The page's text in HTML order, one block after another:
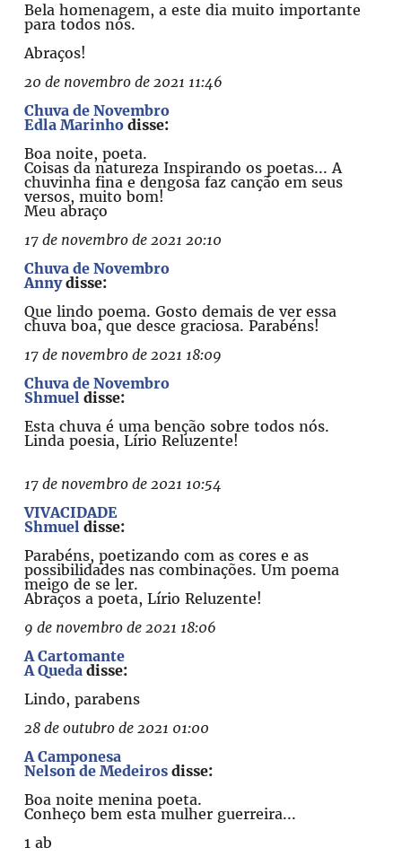
Bela homenagem, a este dia muito importante
para todos nós.
Abraços!
20 de novembro de 2021 11:46
Chuva de Novembro
Edla Marinho disse:
Boa noite, poeta.
Coisas da natureza Inspirando os poetas... A
chuvinha fina e dengosa faz canção em seus
versos, muito bom!
Meu abraço
17 de novembro de 2021 20:10
Chuva de Novembro
Annydisse:
Que lindo poema. Gosto demais de ver essa
chuva boa, que desce graciosa. Parabéns!
17 de novembro de 2021 18:09
Chuva de Novembro
Shmuel disse:
Esta chuva é uma benção sobre todos nós.
Linda poesia, Lírio Reluzente!
17 de novembro de 2021 10:54
VIVACIDADE
Shmuel disse:
Parabéns, poetizando com as cores e as
possibilidades nas combinações. Um poema
meigo de se ler.
Abraços a poeta, Lírio Reluzente!
9 de novembro de 2021 18:06
A Cartomante
A Queda disse:
Lindo, parabens
28 de outubro de 2021 01:00
A Camponesa
Nelson de Medeiros disse:
Boa noite menina poeta.
Conheço bem esta mulher guerreira...
1 ab